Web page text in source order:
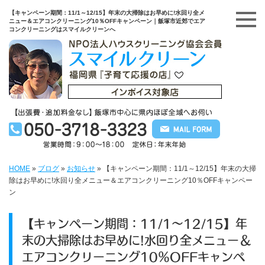
【キャンペーン期間：11/1～12/15】年末の大掃除はお早めに!水回り全メ
ニュー＆エアコンクリーニング10％OFFキャンペーン｜飯塚市近郊でエア
コンクリーニングはスマイルクリーンへ
HOME » ブログ » お知らせ »
【キャンペーン期間：11/1～12/15】年末の大掃
除はお早めに!水回り全メニュー＆エアコンクリーニング10％OFFキャンペー
ン
【キャンペーン期間：11/1～12/15】年
末の大掃除はお早めに!水回り全メニュー＆
エアコンクリーニング10％OFFキャンペ